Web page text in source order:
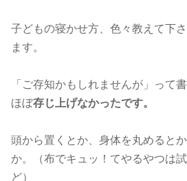
子どもの寝かせ方、色々教えて下
ます。
「ご存知かもしれませんが」って
ほぼ存じ上げなかったです。
頭から置くとか、身体を丸めると
か。（布でキュッ！てやるやつは
ど）